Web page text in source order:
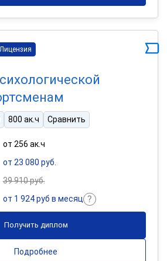
Лицензия
800 ак.ч Сравнить
от 256 ак.ч
от 23 080 руб.
39 910 руб.
от 1 924 руб в месяц
Получить диплом
Подробнее